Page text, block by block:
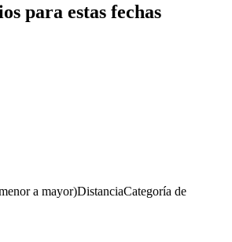
para estas fechas
a mayor)DistanciaCategoría de